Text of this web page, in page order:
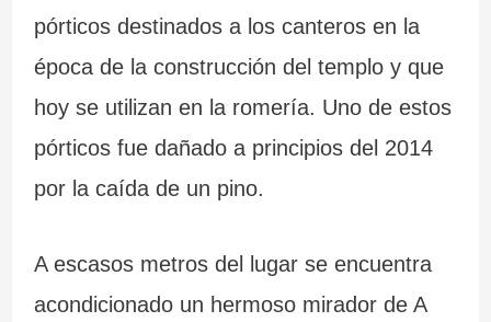
pórticos destinados a los canteros en la
época de la construcción del templo y que
hoy se utilizan en la romería. Uno de estos
pórticos fue dañado a principios del 2014
por la caída de un pino.
A escasos metros del lugar se encuentra
acondicionado un hermoso mirador de A